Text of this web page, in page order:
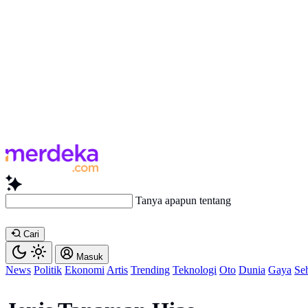
Tanya apapun tentang artikel in
Cari
Masuk
News Politik Ekonomi Artis Trending Teknologi Oto Dunia Gaya